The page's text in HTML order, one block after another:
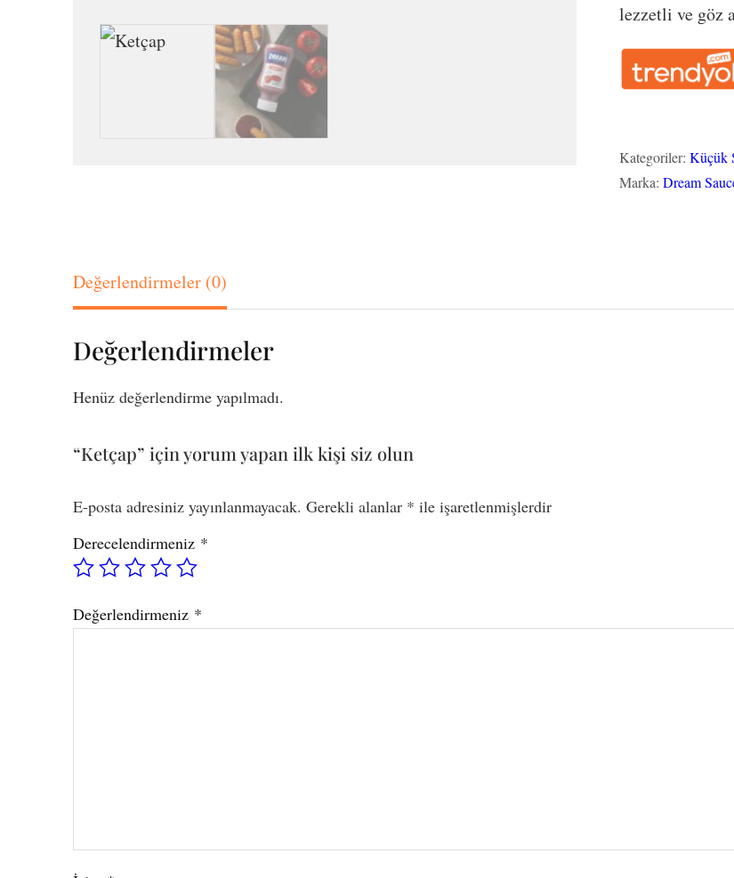
lezzetli ve göz
Kategoriler: Küçük
Marka: Dream
Değerlendirmeler (0)
Değerlendirmeler
Henüz değerlendirme yapılmadı.
“Ketçap” için yorum yapan ilk kişi siz olun
E-posta adresiniz yayınlanmayacak. Gerekli alanlar * ile işaretlenmişlerdir
Derecelendirmeniz *
Değerlendirmeniz *